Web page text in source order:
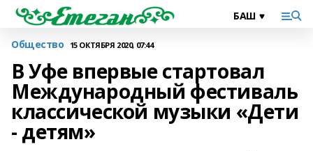
Общество 15 ОКТЯБРЯ 2020, 07:44
В Уфе впервые стартовал
Международный фестиваль
классической музыки «Дети
- детям»